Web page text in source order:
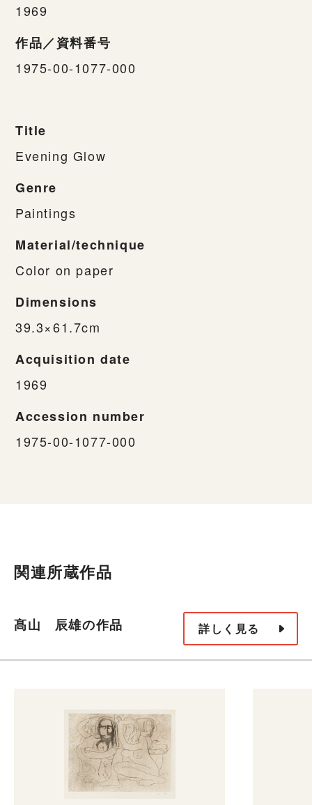
1969
作品／資料番号
1975-00-1077-000
Title
Evening Glow
Genre
Paintings
Material/technique
Color on paper
Dimensions
39.3×61.7cm
Acquisition date
1969
Accession number
1975-00-1077-000
関連所蔵作品
髙山 辰雄の作品 詳しく見る